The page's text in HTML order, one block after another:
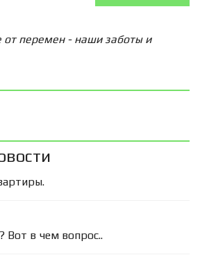
от перемен - наши заботы и
Вот в чем вопрос..